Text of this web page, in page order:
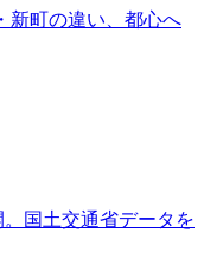
新町の違い、都心へ
国土交通省データを